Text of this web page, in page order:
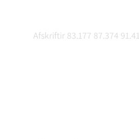
Afskriftir 83.177 87.374